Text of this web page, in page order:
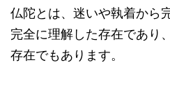
仏陀とは、迷いや執着から
完全に理解した存在であり
存在でもあります。